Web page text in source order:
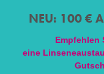
NEU: 100 €
Empfehlen
eine Linsen